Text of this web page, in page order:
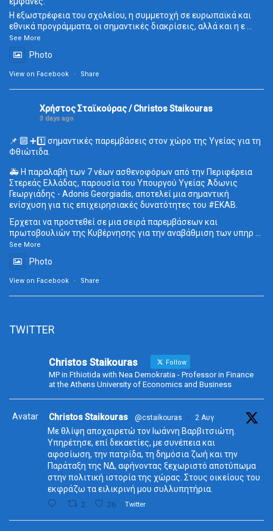
Η εξωστρέφεια του σχολείου, η συμμετοχή σε ευρωπαϊκά και
εθνικά προγράμματα, οι σημαντικές διακρίσεις, αλλά και η ε
See More
Photo
View on Facebook · Share
Χρήστος Σταϊκούρας / Christos Staikouras
3 days ago
📌 🔟 ➕1️⃣ σημαντικές παρεμβάσεις στον χώρο της Υγείας για τη
Φθιώτιδα.
🚑 Η παραλαβή των 7 νέων ασθενοφόρων από την Περιφέρεια
Στερεάς Ελλάδας, παρουσία του Υπουργού Υγείας Άδωνις
Γεωργιάδης - Adonis Georgiadis, αποτελεί μια σημαντική
ενίσχυση για τις επιχειρησιακές δυνατότητες του #ΕΚΑΒ
Έρχεται να προστεθεί σε μια σειρά παρεμβάσεων και
πρωτοβουλιών της Κυβέρνησης για την αναβάθμιση των υπηρ
See More
Photo
View on Facebook · Share
TWITTER
Christos Staikouras Follow
MP in Fthiotida with Nea Demokratia - Professor in Finance
at the Athens University of Economics and Business
Avatar Christos Staikouras @cstaikouras · 2 Αυγ
Με θλίψη αποχαιρετώ τον Ιωάννη Βαρβιτσιώτη.
Υπηρέτησε, επί δεκαετίες, με συνέπεια και
αφοσίωση, την πατρίδα, τη δημόσια ζωή και την
Παράταξη της ΝΔ, αφήνοντας ξεχωριστό αποτύπωμα
στην πολιτική ιστορία της χώρας. Στους οικείους του
εκφράζω τα ειλικρινή μου συλλυπητήρια.
2 26 Twitter